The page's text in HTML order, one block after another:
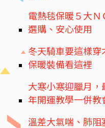
電熱毯保暖５大
選購、安心使用
冬天騎車要這樣
保暖裝備看這裡
大寒小寒迎臘月
年開運教學一併教
溫差大氣喘、肺阻